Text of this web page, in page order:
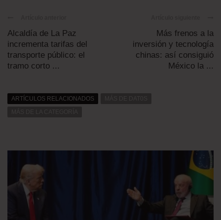
Alcaldía de La Paz
incrementa tarifas del
transporte público: el
tramo corto ...
Más frenos a la
inversión y tecnología
chinas: así consiguió
México la ...
ARTÍCULOS RELACIONADOS